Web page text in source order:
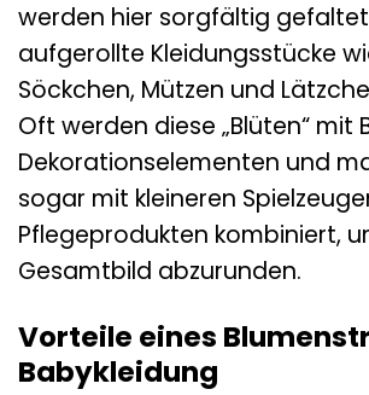
werden hier sorgfältig
aufgerollte Kleidungsstücke
Söckchen, Mützen und
Oft werden diese „Blüten“ mit
Dekorationselementen und
sogar mit kleineren
Pflegeprodukten kombiniert,
Gesamtbild abzurunden.
Vorteile eines
Babykleidung